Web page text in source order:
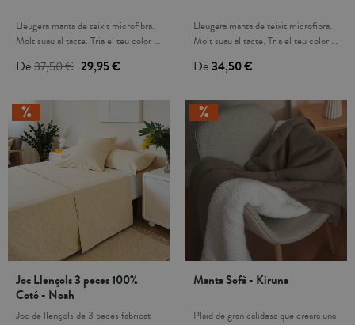
Lleugera manta de teixit microfibra.
Molt suau al tacte. Tria el teu color i
col·leccions. Fabricat a Espanya.
De37,50 € 29,95 €
Lleugera manta de teixit microfibra.
Molt suau al tacte. Tria el teu color i
col·leccions. Fabricat a Espanya.
De34,50 €
Joc Llençols 3 peces 100%
Cotó - Noah
Joc de llençols de 3 peces fabricat
Manta Sofà - Kiruna
Plaid de gran calidesa que crearà una